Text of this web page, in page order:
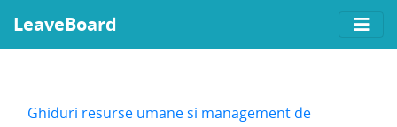
LeaveBoard
Ghiduri resurse umane si management de